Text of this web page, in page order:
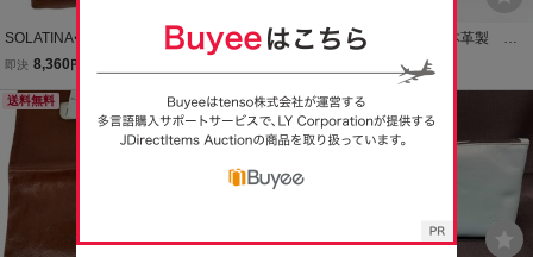
SOLATINA◆クラッチバ
ッグ/レザー/BRW/ストラ
即決 8,360 円
【人気】ultima varietas
クラッチバッグ 本革 セ
トーキョーでお馴染み
光沢感あるブラック iPa
dは含まれません
本物 最高級本革製 ニ
ュージーランド ラムス
キン クラッチバッグ
羊革 ＋おまけ付き
7,942円
送料無料 送料無料 本日終了